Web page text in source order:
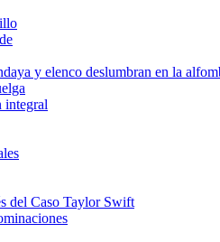
y elenco deslumbran en la
integral
del Caso Taylor Swift